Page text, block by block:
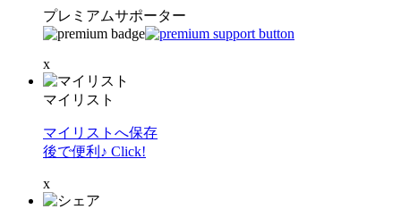
プレミアムサポーター
x
マイリスト
マイリストへ保存
後で便利♪ Click!
x